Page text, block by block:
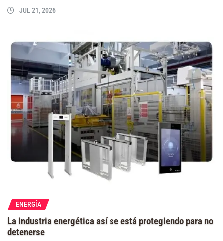
JUL 21, 2026
ENERGÍA
La industria energética así se está protegiendo para no
detenerse